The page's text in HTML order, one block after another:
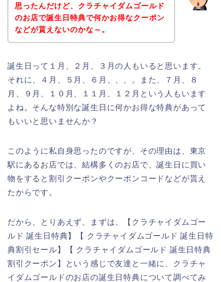
思ったんだけど、クラチャイダムゴールド
のお店で誕生日特典で何かお得なクーポン
などが貰えないのかな～。
誕生日って１月、２月、３月の人もいると思います。
それに、４月、５月、６月、、、。また、７月、８
月、９月、１０月、１１月、１２月という人もいます
よね。そんな特別な誕生日に何かお得な特典があって
もいいと思いませんか？
このように私自身思ったのですが、その理由は、東京
駅にあるお店では、結構多くのお店で、誕生日に買い
物をすると割引クーポンやクーポンコードなどが貰え
たからです。
だから、とりあえず、まずは、【クラチャイダムゴー
ルド 誕生日特典】【 クラチャイダムゴールド 誕生日特
典割引セール】【 クラチャイダムゴールド 誕生日特典
割引クーポン】という感じで友達と一緒に、クラチャ
イダムゴールドのお店の誕生日特典について調べてみ